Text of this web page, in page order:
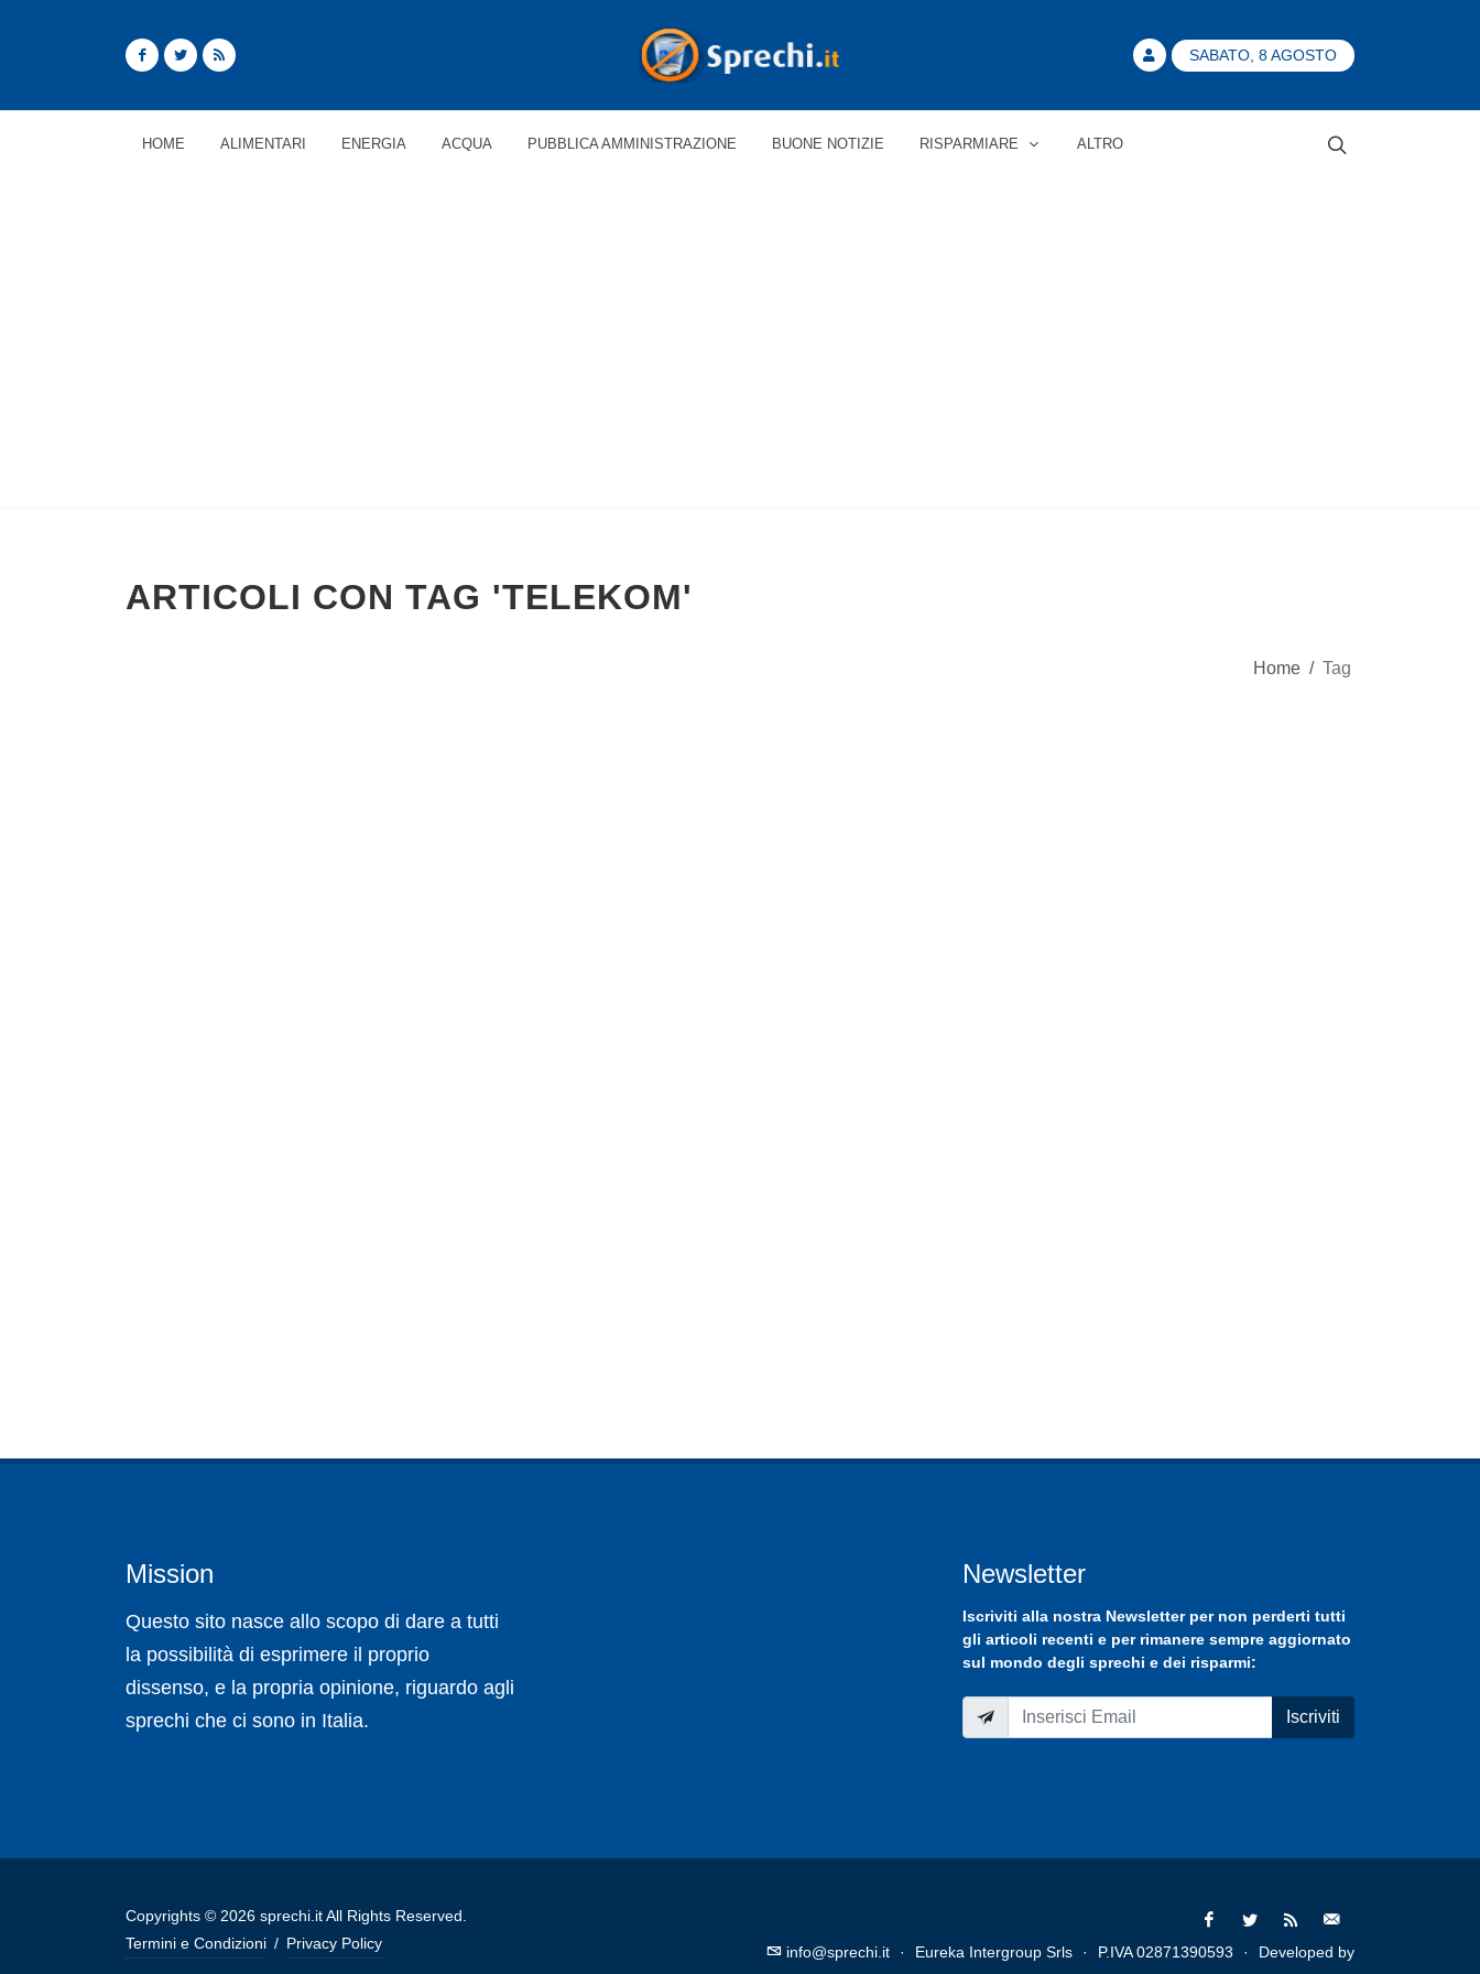
SABATO, 8 AGOSTO
HOME ALIMENTARI ENERGIA ACQUA PUBBLICA AMMINISTRAZIONE BUONE NOTIZIE RISPARMIARE ALTRO
ARTICOLI CON TAG 'TELEKOM'
Home / Tag
Mission
Questo sito nasce allo scopo di dare a tutti
la possibilità di esprimere il proprio
dissenso, e la propria opinione, riguardo agli
sprechi che ci sono in Italia.
Newsletter
Iscriviti alla nostra Newsletterper non perderti tutti
gli articoli recenti e per rimanere sempre aggiornato
sul mondo degli sprechi e dei risparmi:
Iscriviti
Copyrights © 2026 sprechi.it All Rights Reserved.
Termini e Condizioni / Privacy Policy info@sprechi.it · Eureka Intergroup Srls · P.IVA 02871390593 ·
Developed by